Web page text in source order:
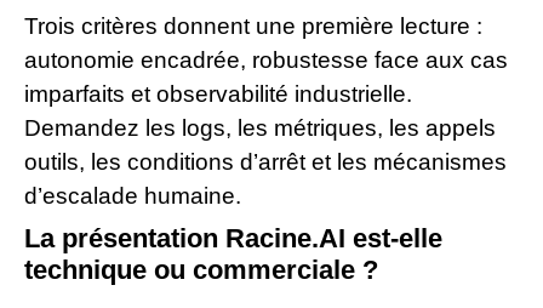
Trois critères donnent une première lecture :
autonomie encadrée, robustesse face aux cas
imparfaits et observabilité industrielle.
Demandez les logs, les métriques, les appels
outils, les conditions d’arrêt et les mécanismes
d’escalade humaine.
La présentation Racine.AI est-elle
technique ou commerciale ?